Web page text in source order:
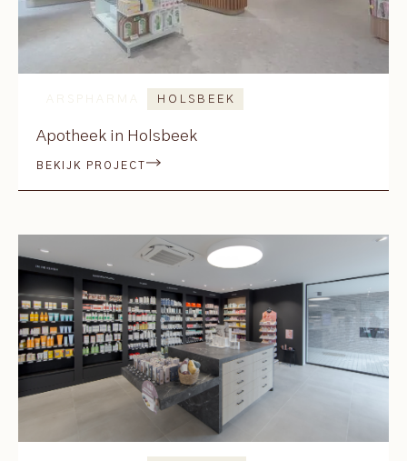
ARSPHARMA HOLSBEEK
Apotheek in Holsbeek
BEKIJK PROJECT